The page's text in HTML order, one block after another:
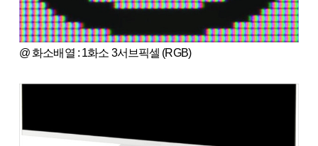
@ 화소배열 : 1화소 3서브픽셀 (RGB)